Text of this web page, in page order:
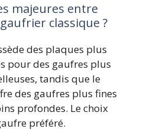
majeures entre
classique ?
des plaques plus
pour des gaufres plus
tandis que le
des gaufres plus fines
profondes. Le choix
préféré.